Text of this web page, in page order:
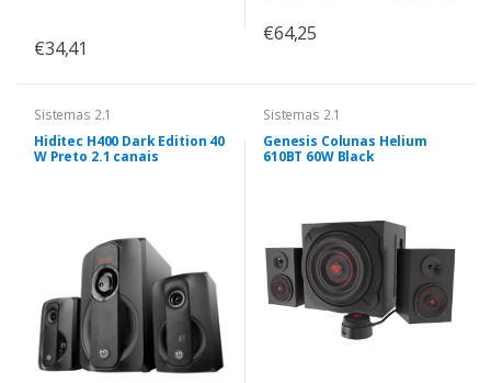
€34,41
€64,25
Sistemas 2.1
Hiditec H400 Dark Edition 40
W Preto 2.1 canais
Sistemas 2.1
Genesis Colunas Helium
610BT 60W Black